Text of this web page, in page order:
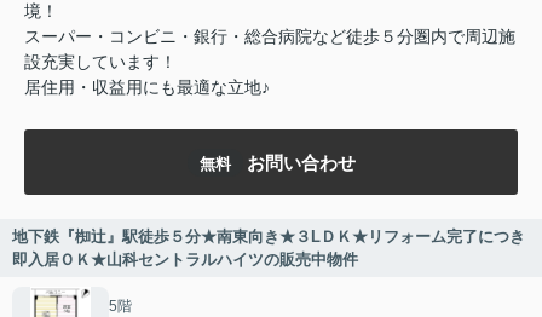
境！
スーパー・コンビニ・銀行・総合病院など徒歩５分圏内で周辺施
設充実しています！
居住用・収益用にも最適な立地♪
無料 お問い合わせ
地下鉄『椥辻』駅徒歩５分★南東向き★３LＤＫ★リフォーム完了につき
即入居ＯＫ★山科セントラルハイツの販売中物件
5階